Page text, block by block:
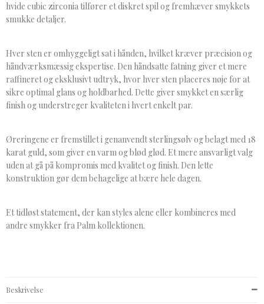
hvide cubic zirconia tilfører et diskret spil og fremhæver smykkets
smukke detaljer.
Hver sten er omhyggeligt sat i hånden, hvilket kræver præcision og
håndværksmæssig ekspertise. Den håndsatte fatning giver et mere
raffineret og eksklusivt udtryk, hvor hver sten placeres nøje for at
sikre optimal glans og holdbarhed. Dette giver smykket en særlig
finish og understreger kvaliteten i hvert enkelt par.
Øreringene er fremstillet i genanvendt sterlingsølv og belagt med 18
karat guld, som giver en varm og blød glød. Et mere ansvarligt valg
uden at gå på kompromis med kvalitet og finish. Den lette
konstruktion gør dem behagelige at bære hele dagen.
Et tidløst statement, der kan styles alene eller kombineres med
andre smykker fra Palm kollektionen.
Beskrivelse